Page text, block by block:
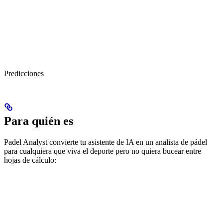
Predicciones
Para quién es
Padel Analyst convierte tu asistente de IA en un analista de pádel
para cualquiera que viva el deporte pero no quiera bucear entre
hojas de cálculo: